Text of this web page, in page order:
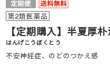
第2類医薬品
【定期購入】半夏厚
はんげこうぼくとう
不安神経症、のどのつかえ感